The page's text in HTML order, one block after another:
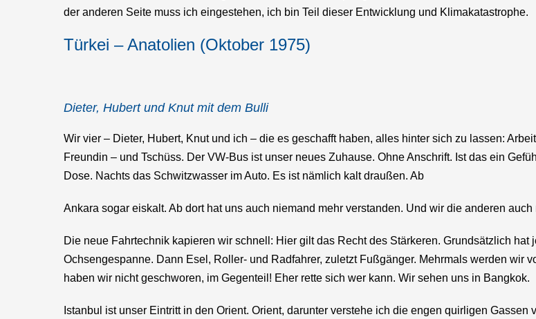
der anderen Seite muss ich eingestehen, ich bin Teil dieser Entwicklung und Klimakatastrophe.
Türkei – Anatolien (Oktober 1975)
Dieter, Hubert und Knut mit dem Bulli
Wir vier – Dieter, Hubert, Knut und ich – die es geschafft haben, alles hinter sich zu lassen:
Freundin – und Tschüss. Der VW-Bus ist unser neues Zuhause. Ohne Anschrift. Ist das ein
Dose. Nachts das Schwitzwasser im Auto. Es ist nämlich kalt draußen. Ab
Ankara sogar eiskalt. Ab dort hat uns auch niemand mehr verstanden. Und wir die anderen
Die neue Fahrtechnik kapieren wir schnell: Hier gilt das Recht des Stärkeren. Grundsätzlich hat
Ochsengespanne. Dann Esel, Roller- und Radfahrer, zuletzt Fußgänger. Mehrmals werden wir
haben wir nicht geschworen, im Gegenteil! Eher rette sich wer kann. Wir sehen uns in Bangkok.
Istanbul ist unser Eintritt in den Orient. Orient, darunter verstehe ich die engen quirligen